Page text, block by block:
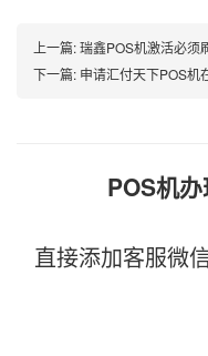
上一篇:瑞鑫POS机激活必须
下一篇: 申请汇付天下POS机
POS机
直接添加客服微信